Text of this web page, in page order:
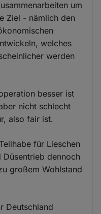
um
Ziel - nämlich den
welches
werden
besser ist
nicht schlecht
also fair ist.
für Lieschen
dennoch
großem Wohlstand
Deutschland